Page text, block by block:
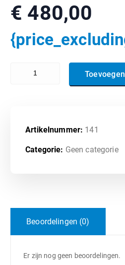
€ 480,00
Artikelnummer: 141
Categorie: Geen categorie
Beoordelingen (0)
Er zijn nog geen beoordelingen.